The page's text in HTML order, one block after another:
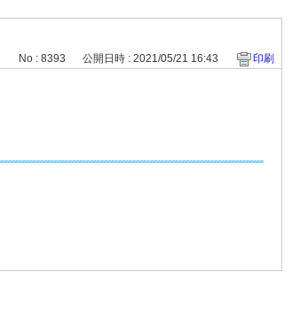
No : 8393 公開日時 : 2021/05/21 16:43 印刷